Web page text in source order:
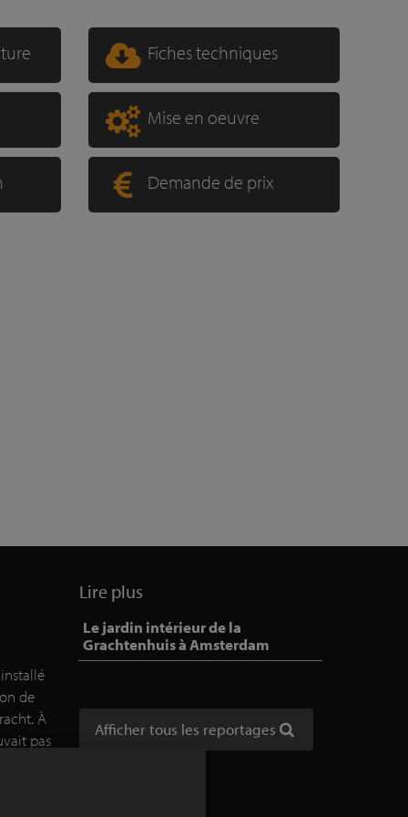
Fiches techniques
Mise en oeuvre
Demande de prix
de
À
pas
Lire plus
Le jardin intérieur de la
Grachtenhuis à Amsterdam
Afficher tous les reportages